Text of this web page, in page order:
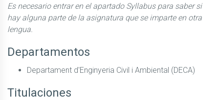
Es necesario entrar en el apartado Syllabus para saber si
hay alguna parte de la asignatura que se imparte en otra
lengua.
Departamentos
Departament d'Enginyeria Civil i Ambiental (DECA)
Titulaciones